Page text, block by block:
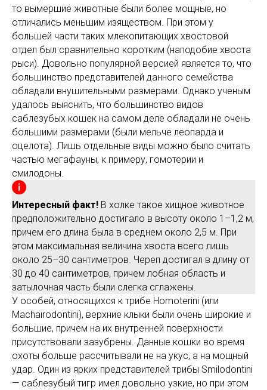
то вымершие животные были более мощные, но
отличались меньшим изяществом. При этом у
большей части таких млекопитающих хвостовой
отдел был сравнительно коротким (наподобие хвоста
рыси). Довольно популярной версией является то, что
большинство представителей данного семейства
обладали внушительными размерами. Однако ученым
удалось выяснить, что большинство видов
саблезубых кошек на самом деле обладали не очень
большими размерами (были мельче леопарда и
оцелота). Лишь отдельные виды можно было считать
частью мегафауны, к примеру, гомотерии и
смилодоны.
Интересный факт! В холке такое хищное животное
предположительно достигало в высоту около 1–1,2 м,
причем его длина была в среднем около 2,5 м. При
этом максимальная величина хвоста всего лишь
около 25–30 сантиметров. Череп достигал в длину от
30 до 40 сантиметров, причем лобная область и
затылочная часть были слегка сглажены.
У особей, относящихся к трибе Homoterini (или
Machairodontini), верхние клыки были очень широкие и
большие, причем на их внутренней поверхности
присутствовали зазубрены. Данные кошки во время
охоты больше рассчитывали не на укус, а на мощный
удар. Один из ярких представителей трибы Smilodontini
— саблезубый тигр имел довольно узкие, но при этом